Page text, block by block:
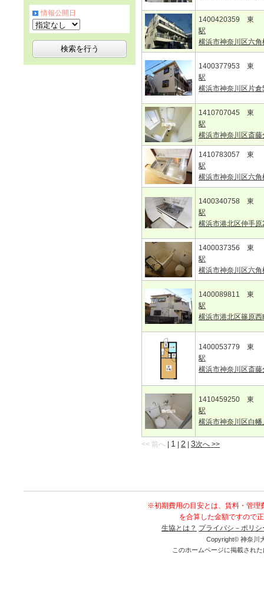
1400420359 東
駅
横浜市神奈川区六
1400377953 東
駅
横浜市神奈川区片倉
1410707045 東
駅
横浜市神奈川区斎藤
1410783057 東
駅
横浜市神奈川区六
1400340758 東
駅
横浜市港北区仲手原
1400037356 東
駅
横浜市神奈川区六角
1400089811 東
駅
横浜市港北区篠原西
1400053779 東
駅
横浜市神奈川区斎藤
1410459250 東
駅
横浜市神奈川区白幡
<< 前へ 1 2 3次へ >>
情報公開日
※初期費用の目安とは、賃料・管理
を合算した金額ですので
生協とは？ プライバシ－ポリシ
Copyright© 神奈川
このホームページに掲載され